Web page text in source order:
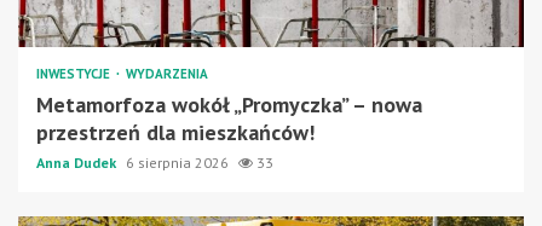
INWESTYCJE WYDARZENIA
Metamorfoza wokół „Promyczka” – nowa
przestrzeń dla mieszkańców!
Anna Dudek 6 sierpnia 2026 33